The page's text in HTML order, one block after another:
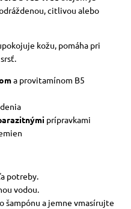
citlivou alebo
kožu, pomáha pri
a provitamínom B5
prípravkami
potreby.
vodou.
šampónu a jemne vmasírujte